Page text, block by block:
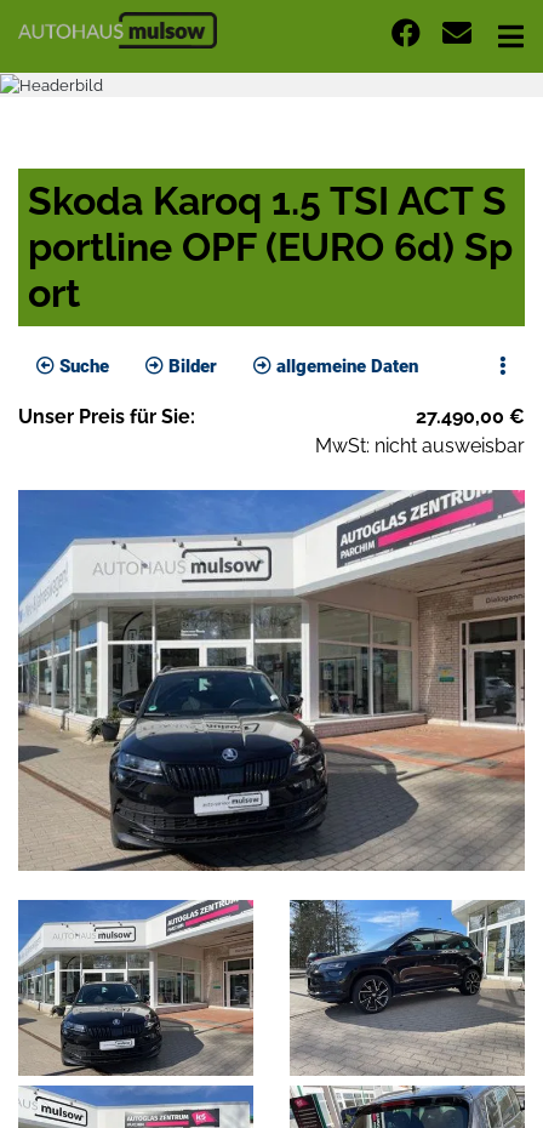
Skoda Karoq 1.5 TSI ACT S
portline OPF (EURO 6d) Sp
ort
Suche Bilder allgemeine Daten
Unser Preis für Sie: 27.490,00 €
MwSt: nicht ausweisbar